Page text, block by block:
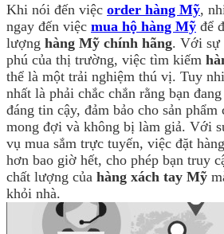
Khi nói đến việc order hàng Mỹ,
ngay đến việc mua hộ hàng Mỹ để
lượng hàng Mỹ chính hãng. Với sự
phú của thị trường, việc tìm kiếm
thể là một trải nghiệm thú vị. Tuy
nhất là phải chắc chắn rằng bạn
đáng tin cậy, đảm bảo cho sản phẩm
mong đợi và không bị làm giả. Với
vụ mua sắm trực tuyến, việc đặt
hơn bao giờ hết, cho phép bạn truy
chất lượng của hàng xách tay Mỹ
khỏi nhà.